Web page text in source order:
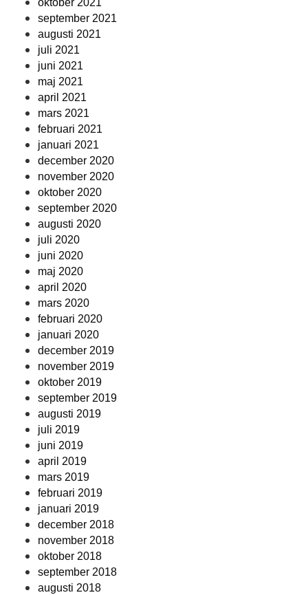
oktober 2021
september 2021
augusti 2021
juli 2021
juni 2021
maj 2021
april 2021
mars 2021
februari 2021
januari 2021
december 2020
november 2020
oktober 2020
september 2020
augusti 2020
juli 2020
juni 2020
maj 2020
april 2020
mars 2020
februari 2020
januari 2020
december 2019
november 2019
oktober 2019
september 2019
augusti 2019
juli 2019
juni 2019
april 2019
mars 2019
februari 2019
januari 2019
december 2018
november 2018
oktober 2018
september 2018
augusti 2018